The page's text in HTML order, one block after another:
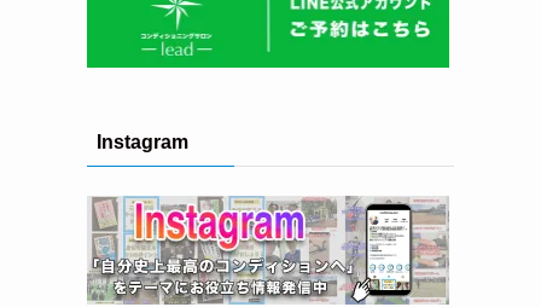
Instagram